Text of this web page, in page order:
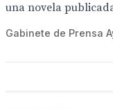
una novela
Gabinete de Prensa